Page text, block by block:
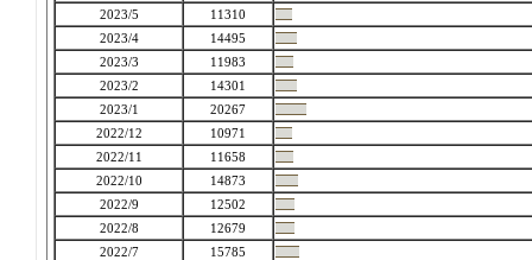
2023/5
11310
2023/4
14495
2023/3
11983
2023/2
14301
2023/1
20267
2022/12
10971
2022/11
11658
2022/10
14873
2022/9
12502
2022/8
12679
2022/7
15785